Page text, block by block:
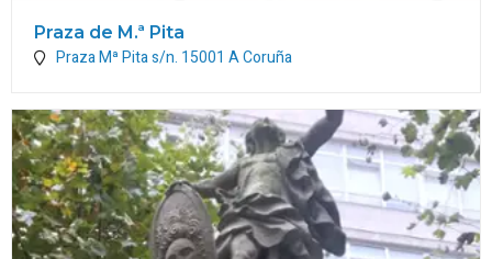
Praza de M.ª Pita
Praza Mª Pita s/n. 15001 A Coruña